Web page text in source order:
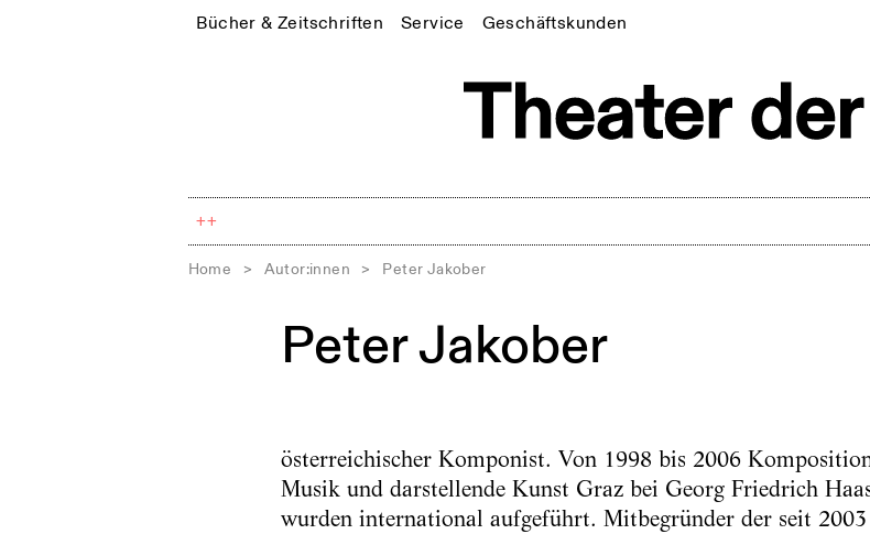
Bücher & Zeitschriften Service Geschäftskunden
++
Home > Autor:innen > Peter Jakober
Peter Jakober
österreichischer Komponist. Von 1998 bis 2006
Musik und darstellende Kunst Graz bei Georg Friedrich
wurden international aufgeführt. Mitbegründer der seit